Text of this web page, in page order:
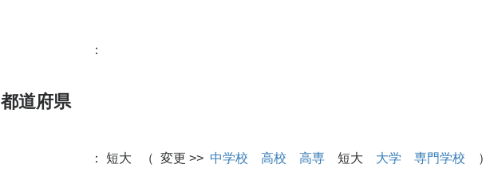
都道府県
：
： 短大 （ 変更 >> 中学校 高校 高専 短大 大学 専門学校 ）